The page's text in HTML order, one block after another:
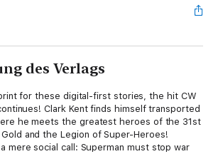
des Verlags
for these digital-first stories, the hit CW
Clark Kent finds himself transported
he meets the greatest heroes of the 31st
and the Legion of Super-Heroes!
mere social call: Superman must stop war